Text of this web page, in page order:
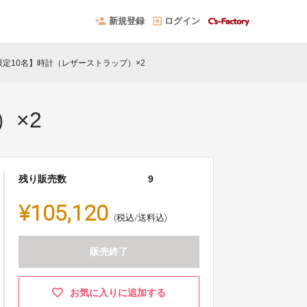
新規登録 ログイン
10名】時計（レザーストラップ）×2
×2
残り販売数 9
¥105,120 (税込/送料込)
販売終了
お気に入りに追加する